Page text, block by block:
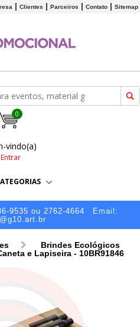
Clientes Parceiros Contato Sitemap
0
vindo(a)
Entrar
9535 ou 2762-4664
Email:
Brindes Ecológicos
e Lapiseira - 10BR91846